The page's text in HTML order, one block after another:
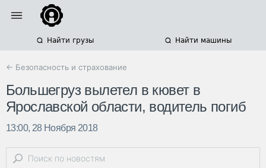
Найти грузы Найти машины
← Безопасность и страхование
Большегруз вылетел в кювет в
Ярославской области, водитель погиб
13:00, 28 Ноября 2018